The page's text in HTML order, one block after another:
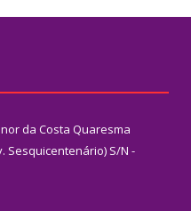
da Costa Quaresma
Sesquicentenário) S/N -